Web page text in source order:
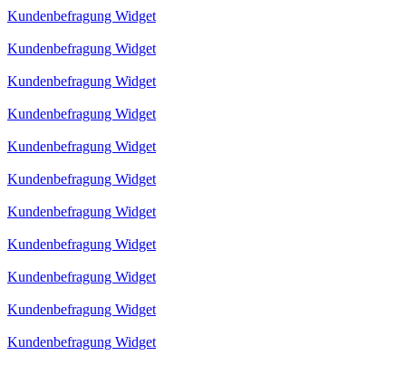
Kundenbefragung Widget
Kundenbefragung Widget
Kundenbefragung Widget
Kundenbefragung Widget
Kundenbefragung Widget
Kundenbefragung Widget
Kundenbefragung Widget
Kundenbefragung Widget
Kundenbefragung Widget
Kundenbefragung Widget
Kundenbefragung Widget